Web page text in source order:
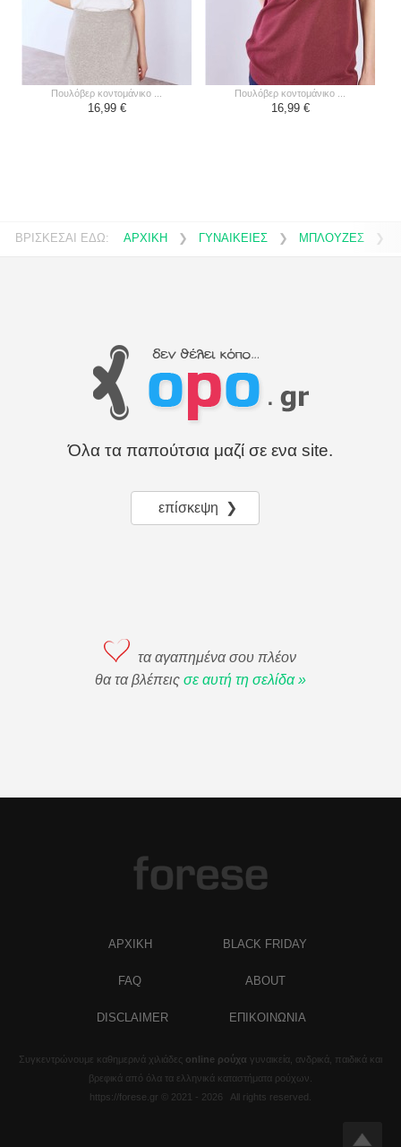
πουλόβερ κοντομάνικο ...
16,99 €
πουλόβερ κοντομάνικο ...
16,99 €
ΒΡΙΣΚΕΣΑΙ ΕΔΩ: ΑΡΧΙΚΗ ❯ ΓΥΝΑΙΚΕΙΕΣ ❯ ΜΠΛΟΥΖΕΣ ❯
Όλα τα παπούτσια μαζί σε ενα site.
επίσκεψη ❯
τα αγαπημένα σου πλέον
θα τα βλέπεις σε αυτή τη σελίδα »
ΑΡΧΙΚΗ BLACK FRIDAY
FAQ ABOUT
DISCLAIMER ΕΠΙΚΟΙΝΩΝΙΑ
Συγκεντρώνουμε καθημερινά χιλιάδες online ρούχα γυναικεία, ανδρικά, παιδικά και
βρεφικά από όλα τα ελληνικά καταστήματα ρούχων.
https://forese.gr © 2021 - 2026 All rights reserved.